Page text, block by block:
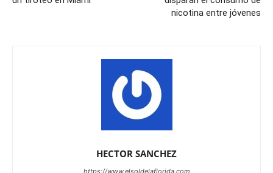
nicotina entre jóvenes
HECTOR SANCHEZ
https://www.elsoldelaflorida.com